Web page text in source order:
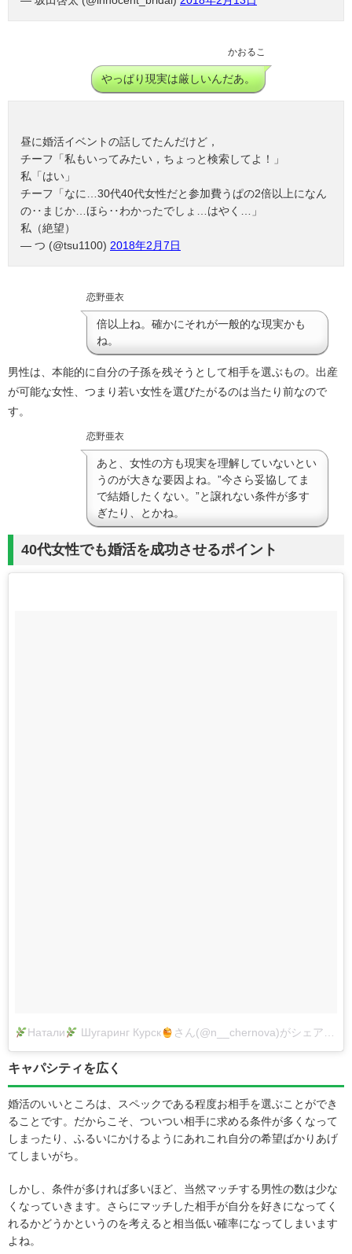
かおるこ
やっぱり現実は厳しいんだあ。
昼に婚活イベントの話してたんだけど，
チーフ「私もいってみたい，ちょっと検索してよ！」
私「はい」
チーフ「なに…30代40代女性だと参加費うぱの2倍以上になん
の‥まじか…ほら‥わかったでしょ…はやく…」
私（絶望）
— つ (@tsu1100) 2018年2月7日
恋野亜衣
倍以上ね。確かにそれが一般的な現実かも
ね。
男性は、本能的に自分の子孫を残そうとして相手を選ぶもの。出産
が可能な女性、つまり若い女性を選びたがるのは当たり前なので
す。
恋野亜衣
あと、女性の方も現実を理解していないとい
うのが大きな要因よね。”今さら妥協してま
で結婚したくない。”と譲れない条件が多す
ぎたり、とかね。
40代女性でも婚活を成功させるポイント
Натали Шугаринг Курск さん(@n__chernova)がシェアした投稿
キャパシティを広く
婚活のいいところは、スペックである程度お相手を選ぶことができ
ることです。だからこそ、ついつい相手に求める条件が多くなって
しまったり、ふるいにかけるようにあれこれ自分の希望ばかりあげ
てしまいがち。
しかし、条件が多ければ多いほど、当然マッチする男性の数は少な
くなっていきます。さらにマッチした相手が自分を好きになってく
れるかどうかというのを考えると相当低い確率になってしまいます
よね。